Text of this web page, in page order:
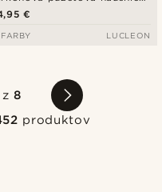
striebra 925
€
LUCLEON
z8
produktov